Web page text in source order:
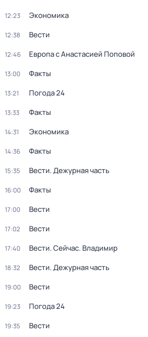
12:23 Экономика
12:38 Вести
12:46 Европа с Анастасией Поповой
13:00 Факты
13:21 Погода 24
13:33 Факты
14:31 Экономика
14:36 Факты
15:35 Вести. Дежурная часть
16:00 Факты
17:00 Вести
17:02 Вести
17:40 Вести. Сейчас. Владимир
18:32 Вести. Дежурная часть
19:00 Вести
19:23 Погода 24
19:35 Вести